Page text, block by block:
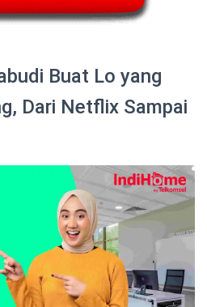
Buat Lo yang
Dari Netflix Sampai